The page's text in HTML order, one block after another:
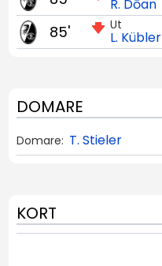
R. Dōan
Ut
L. Kübler
85'
DOMARE
Domare: T. Stieler
KORT